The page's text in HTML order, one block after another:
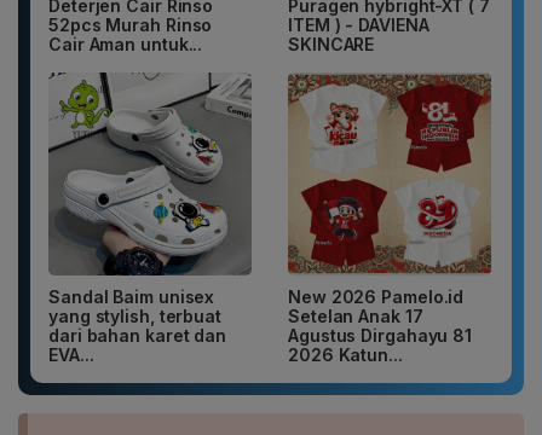
Deterjen Cair Rinso
52pcs Murah Rinso
Cair Aman untuk...
Puragen hybright-XT ( 7
ITEM ) - DAVIENA
SKINCARE
Sandal Baim unisex
yang stylish, terbuat
dari bahan karet dan
EVA...
New 2026 Pamelo.id
Setelan Anak 17
Agustus Dirgahayu 81
2026 Katun...